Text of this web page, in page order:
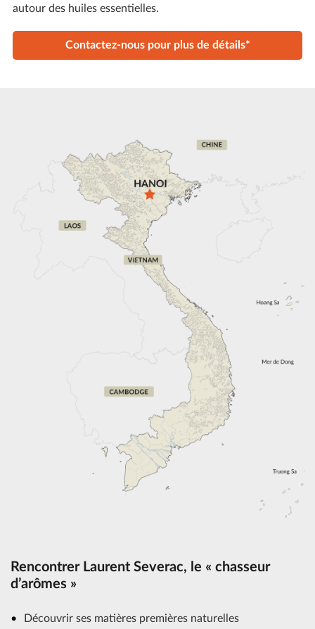
autour des huiles essentielles.
Contactez-nous pour plus de détails*
Rencontrer Laurent Severac, le « chasseur
d’arômes »
Découvrir ses matières premières naturelles